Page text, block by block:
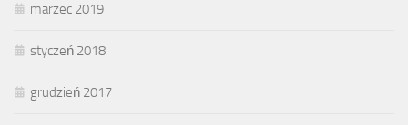
marzec 2019
styczeń 2018
grudzień 2017